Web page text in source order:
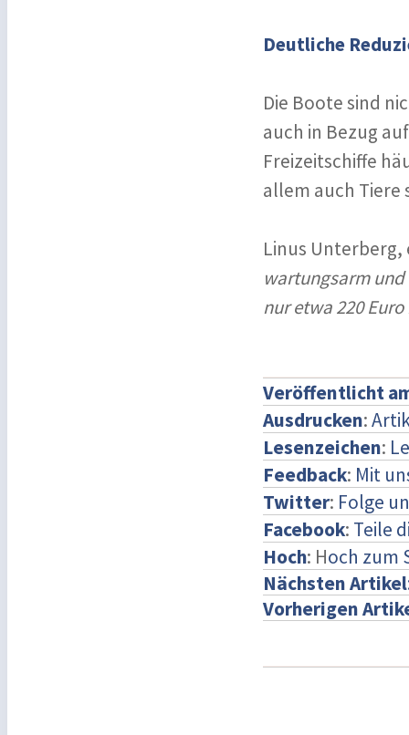
Deutliche
Die Boote sind
auch in Bezug
Freizeitschiffe
allem auch Tiere
Linus
wartungsarm
nur etwa 220 Euro
Veröffentlicht
Ausdrucken:
Lesenzeichen:
Feedback: Mit
Twitter: Folge
Facebook: Teile
Hoch: Hoch zum
Nächsten Artikel
Vorherigen